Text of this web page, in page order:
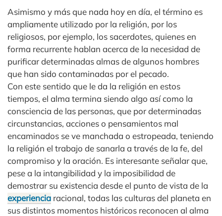
Asimismo y más que nada hoy en día, el término es
ampliamente utilizado por la religión, por los
religiosos, por ejemplo, los sacerdotes, quienes en
forma recurrente hablan acerca de la necesidad de
purificar determinadas almas de algunos hombres
que han sido contaminadas por el pecado.
Con este sentido que le da la religión en estos
tiempos, el alma termina siendo algo así como la
consciencia de las personas, que por determinadas
circunstancias, acciones o pensamientos mal
encaminados se ve manchada o estropeada, teniendo
la religión el trabajo de sanarla a través de la fe, del
compromiso y la oración. Es interesante señalar que,
pese a la intangibilidad y la imposibilidad de
demostrar su existencia desde el punto de vista de la
experiencia racional, todas las culturas del planeta en
sus distintos momentos históricos reconocen al alma